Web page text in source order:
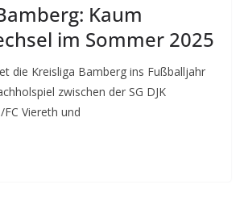
Kaum
im Sommer 2025
die Kreisliga Bamberg ins Fußballjahr
zwischen der SG DJK
Viereth und